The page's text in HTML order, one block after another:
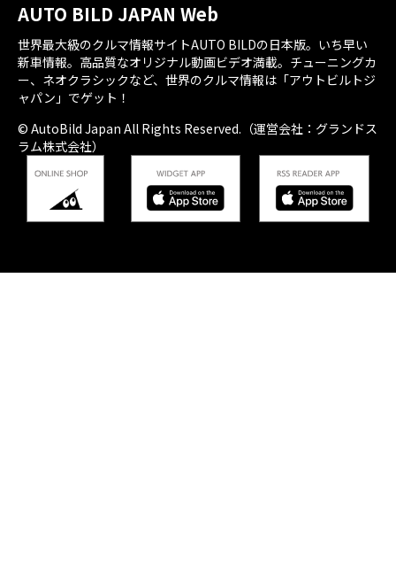
AUTO BILD JAPAN Web
世界最大級のクルマ情報サイトAUTO BILDの日本版。いち早い
新車情報。高品質なオリジナル動画ビデオ満載。チューニングカ
ー、ネオクラシックなど、世界のクルマ情報は「アウトビルトジ
ャパン」でゲット！
© AutoBild Japan All Rights Reserved.（運営会社：グランドス
ラム株式会社）